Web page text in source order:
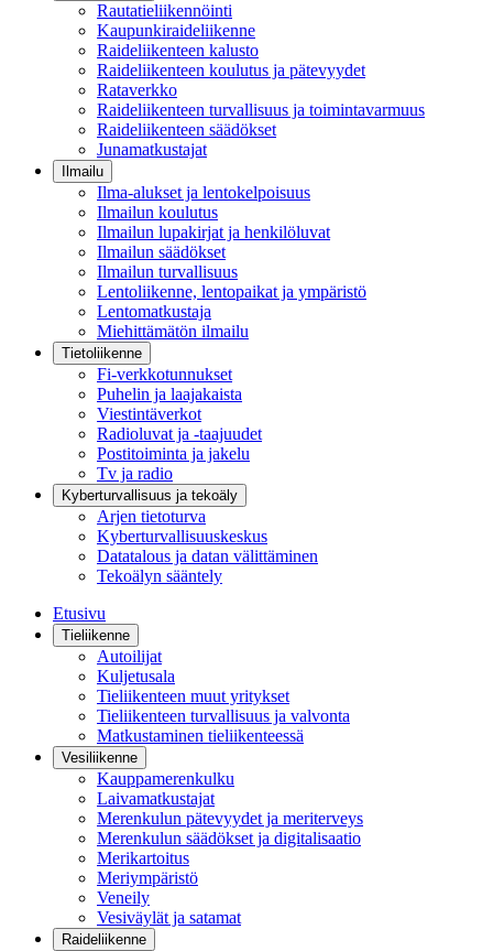
Rautatieliikennöinti
Kaupunkiraideliikenne
Raideliikenteen kalusto
Raideliikenteen koulutus ja pätevyydet
Rataverkko
Raideliikenteen turvallisuus ja toimintavarmuus
Raideliikenteen säädökset
Junamatkustajat
Ilmailu
Ilma-alukset ja lentokelpoisuus
Ilmailun koulutus
Ilmailun lupakirjat ja henkilöluvat
Ilmailun säädökset
Ilmailun turvallisuus
Lentoliikenne, lentopaikat ja ympäristö
Lentomatkustaja
Miehittämätön ilmailu
Tietoliikenne
Fi-verkkotunnukset
Puhelin ja laajakaista
Viestintäverkot
Radioluvat ja -taajuudet
Postitoiminta ja jakelu
Tv ja radio
Kyberturvallisuus ja tekoäly
Arjen tietoturva
Kyberturvallisuuskeskus
Datatalous ja datan välittäminen
Tekoälyn sääntely
Etusivu
Tieliikenne
Autoilijat
Kuljetusala
Tieliikenteen muut yritykset
Tieliikenteen turvallisuus ja valvonta
Matkustaminen tieliikenteessä
Vesiliikenne
Kauppamerenkulku
Laivamatkustajat
Merenkulun pätevyydet ja meriterveys
Merenkulun säädökset ja digitalisaatio
Merikartoitus
Meriympäristö
Veneily
Vesiväylät ja satamat
Raideliikenne